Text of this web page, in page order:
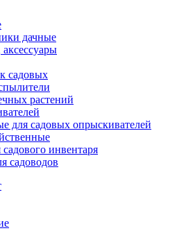
дачные
садовых
растений
для садовых опрыскивателей
инвентаря
садоводов